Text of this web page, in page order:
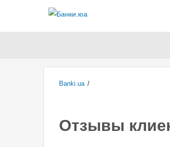
Banki.ua /
Отзывы